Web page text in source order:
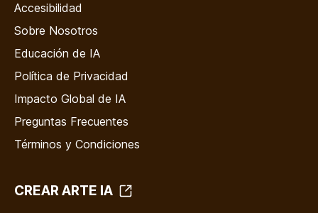
Accesibilidad
Sobre Nosotros
Educación de IA
Política de Privacidad
Impacto Global de IA
Preguntas Frecuentes
Términos y Condiciones
CREAR ARTE IA